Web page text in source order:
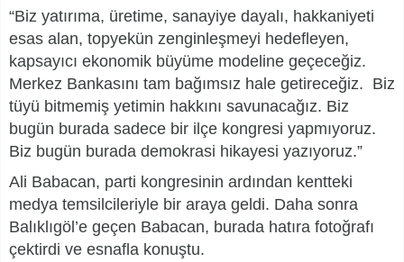
“Biz yatırıma, üretime, sanayiye dayalı, hakkaniyeti
esas alan, topyekün zenginleşmeyi hedefleyen,
kapsayıcı ekonomik büyüme modeline geçeceğiz.
Merkez Bankasını tam bağımsız hale getireceğiz. Biz
tüyü bitmemiş yetimin hakkını savunacağız. Biz
bugün burada sadece bir ilçe kongresi yapmıyoruz.
Biz bugün burada demokrasi hikayesi yazıyoruz.”
Ali Babacan, parti kongresinin ardından kentteki
medya temsilcileriyle bir araya geldi. Daha sonra
Balıklıgöl’e geçen Babacan, burada hatıra fotoğrafı
çektirdi ve esnafla konuştu.